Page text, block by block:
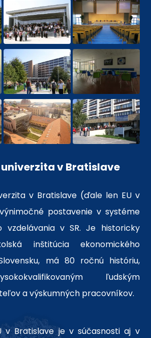
v Bratislave
v Bratislave (ďale len EU v
postavenie v systéme
vzdelávania v SR. Je historicky
inštitúcia ekonomického
má 80 ročnú históriu,
ľudským
a výskumných pracovníkov.
v Bratislave je v súčasnosti aj v